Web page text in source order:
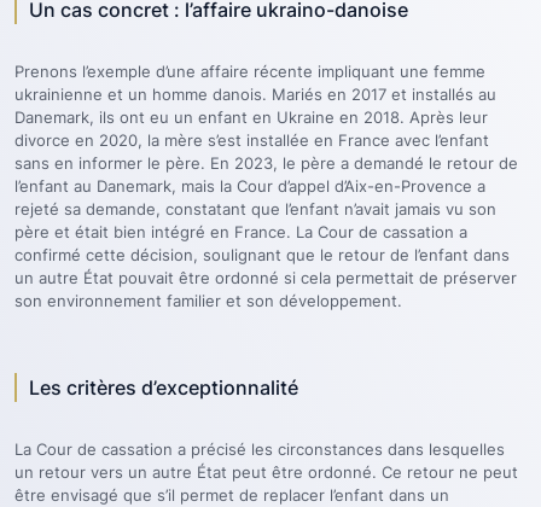
Un cas concret : l’affaire ukraino-danoise
Prenons l’exemple d’une affaire récente impliquant une femme
ukrainienne et un homme danois. Mariés en 2017 et installés au
Danemark, ils ont eu un enfant en Ukraine en 2018. Après leur
divorce en 2020, la mère s’est installée en France avec l’enfant
sans en informer le père. En 2023, le père a demandé le retour de
l’enfant au Danemark, mais la Cour d’appel d’Aix-en-Provence a
rejeté sa demande, constatant que l’enfant n’avait jamais vu son
père et était bien intégré en France. La Cour de cassation a
confirmé cette décision, soulignant que le retour de l’enfant dans
un autre État pouvait être ordonné si cela permettait de préserver
son environnement familier et son développement.
Les critères d’exceptionnalité
La Cour de cassation a précisé les circonstances dans lesquelles
un retour vers un autre État peut être ordonné. Ce retour ne peut
être envisagé que s’il permet de replacer l’enfant dans un